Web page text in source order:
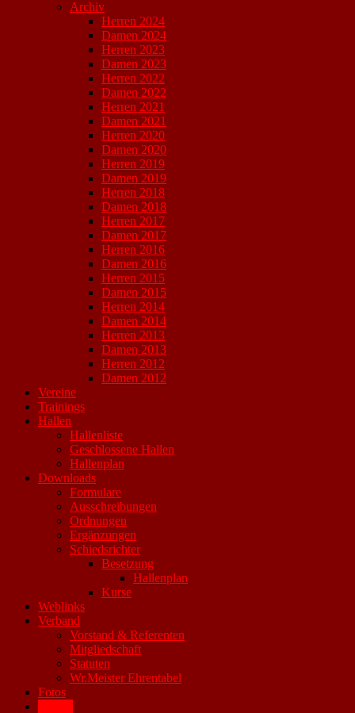
Archiv
Herren 2024
Damen 2024
Herren 2023
Damen 2023
Herren 2022
Damen 2022
Herren 2021
Damen 2021
Herren 2020
Damen 2020
Herren 2019
Damen 2019
Herren 2018
Damen 2018
Herren 2017
Damen 2017
Herren 2016
Damen 2016
Herren 2015
Damen 2015
Herren 2014
Damen 2014
Herren 2013
Damen 2013
Herren 2012
Damen 2012
Vereine
Trainings
Hallen
Hallenliste
Geschlossene Hallen
Hallenplan
Downloads
Formulare
Ausschreibungen
Ordnungen
Ergänzungen
Schiedsrichter
Besetzung
Hallenplan
Kurse
Weblinks
Verband
Vorstand & Referenten
Mitgliedschaft
Statuten
Wr.Meister Ehrentabel
Fotos